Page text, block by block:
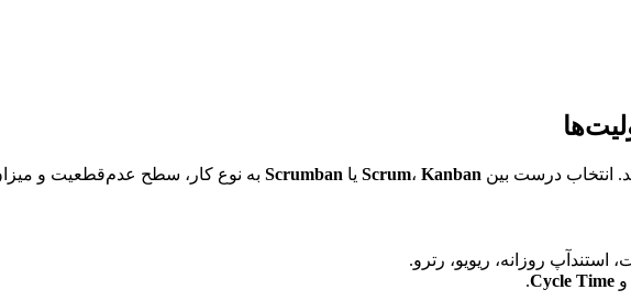
Scrum، Kanban یا Scrumban به نوع کار، سطح عدم‌قطعیت و میزان تغییرات وابسته است.
و Cycle Time
.